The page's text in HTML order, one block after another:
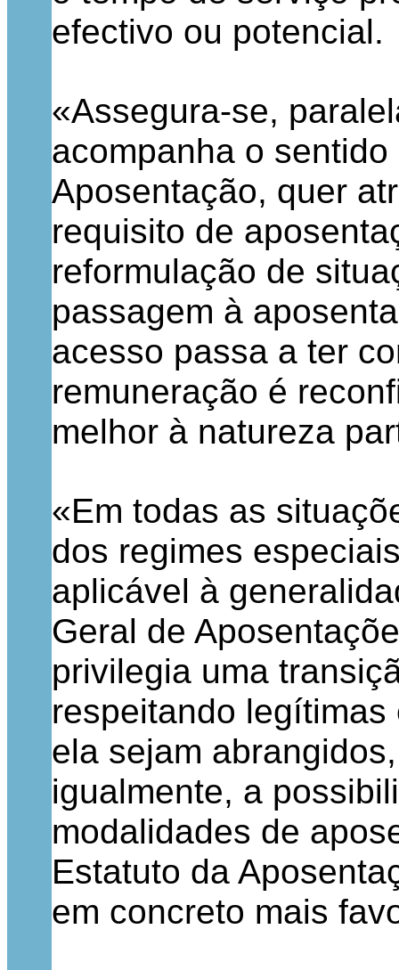
efectivo ou potencial.
«Assegura-se,
acompanha o
Aposentação, quer
requisito de
reformulação de
passagem à
acesso passa a ter
remuneração é
melhor à natureza
«Em todas as
dos regimes
aplicável à
Geral de
privilegia uma
respeitando
ela sejam
igualmente, a
modalidades de
Estatuto da
em concreto mais